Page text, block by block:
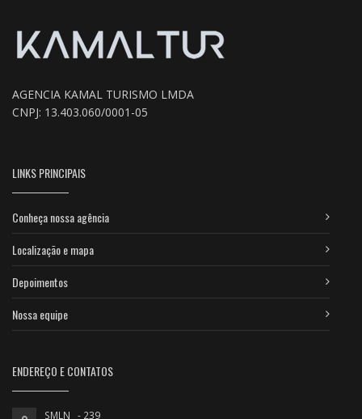
AGENCIA KAMAL TURISMO LMDA
CNPJ: 13.403.060/0001-05
LINKS PRINCIPAIS
Conheça nossa agência
Localização e mapa
Depoimentos
Nossa equipe
ENDEREÇO E CONTATOS
SMLN - 239